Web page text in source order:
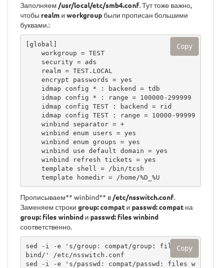
Заполняем /usr/local/etc/smb4.conf. Тут тоже важно,
чтобы realm и workgroupбыли прописан большими
буквами.:
[global]
    template homedir = /home/%D_%U
Copy
Прописываем** winbind** в /etc/nsswitch.conf.
Заменяем строки group: compat и passwd: compat на
group: files winbind и passwd: files winbind
соответственно.
sed -i -e 's/group: compat/group: files win
bind/' /etc/nsswitch.conf
sed -i -e 's/passwd: compat/passwd: files w
Copy